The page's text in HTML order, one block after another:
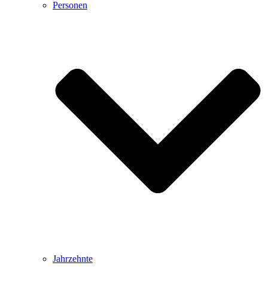
Personen
Jahrzehnte